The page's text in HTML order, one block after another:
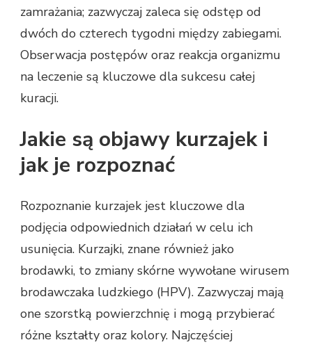
zamrażania; zazwyczaj zaleca się odstęp od
dwóch do czterech tygodni między zabiegami.
Obserwacja postępów oraz reakcja organizmu
na leczenie są kluczowe dla sukcesu całej
kuracji.
Jakie są objawy kurzajek i
jak je rozpoznać
Rozpoznanie kurzajek jest kluczowe dla
podjęcia odpowiednich działań w celu ich
usunięcia. Kurzajki, znane również jako
brodawki, to zmiany skórne wywołane wirusem
brodawczaka ludzkiego (HPV). Zazwyczaj mają
one szorstką powierzchnię i mogą przybierać
różne kształty oraz kolory. Najczęściej